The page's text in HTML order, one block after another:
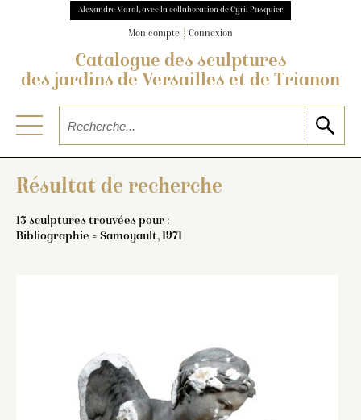
Alexandre Maral, avec la collaboration de Cyril Pasquier
Mon compte Connexion
Catalogue des sculptures
des jardins de Versailles et de Trianon
Résultat de recherche
13 sculptures trouvées pour :
Bibliographie = Samoyault, 1971